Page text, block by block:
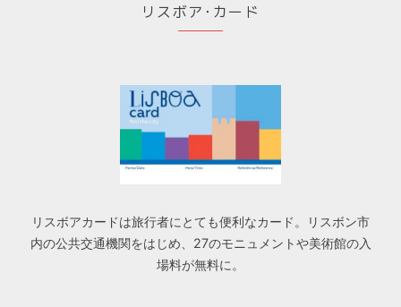
リスボア･カード
リスボアカードは旅行者にとても便利なカード。リスボン市
内の公共交通機関をはじめ、27のモニュメントや美術館の入
場料が無料に。